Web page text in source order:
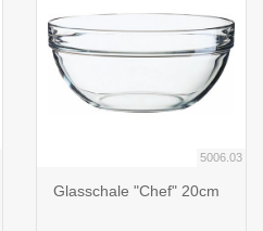
5006.03
Glasschale "Chef" 20cm